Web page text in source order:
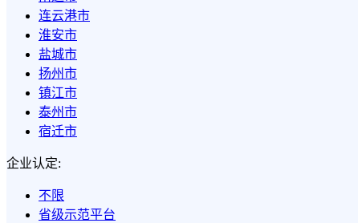
连云港市
淮安市
盐城市
扬州市
镇江市
泰州市
宿迁市
企业认定:
不限
省级示范平台